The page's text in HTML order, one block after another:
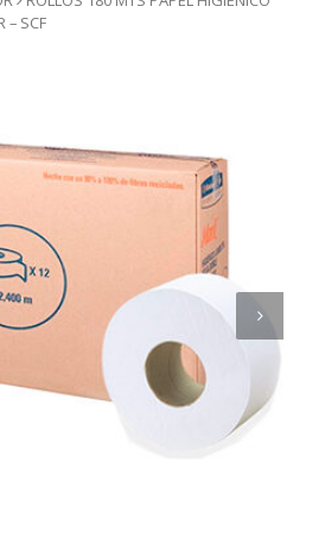
– SCF